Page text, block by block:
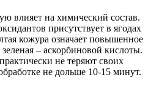
влияет на химический состав.
присутствует в ягодах
кожура означает повышенное
– аскорбиновой кислоты.
не теряют своих
не дольше 10-15 минут.